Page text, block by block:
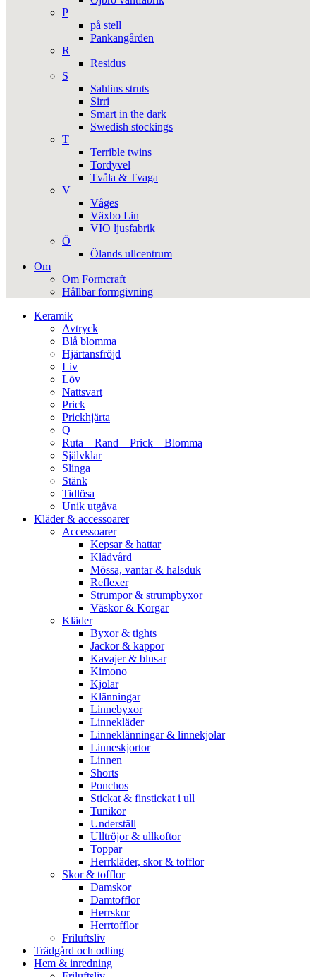
P
på stell
Pankangården
R
Residus
S
Sahlins struts
Sirri
Smart in the dark
Swedish stockings
T
Terrible twins
Tordyvel
Tvåla & Tvaga
V
Våges
Växbo Lin
VIO ljusfabrik
Ö
Ölands ullcentrum
Om
Om Formcraft
Hållbar formgivning
Keramik
Avtryck
Blå blomma
Hjärtansfröjd
Liv
Löv
Nattsvart
Prick
Prickhjärta
Q
Ruta – Rand – Prick – Blomma
Självklar
Slinga
Stänk
Tidlösa
Unik utgåva
Kläder & accessoarer
Accessoarer
Kepsar & hattar
Klädvård
Mössa, vantar & halsduk
Reflexer
Strumpor & strumpbyxor
Väskor & Korgar
Kläder
Byxor & tights
Jackor & kappor
Kavajer & blusar
Kimono
Kjolar
Klänningar
Linnebyxor
Linnekläder
Linneklänningar & linnekjolar
Linneskjortor
Linnen
Shorts
Ponchos
Stickat & finstickat i ull
Tunikor
Underställ
Ulltröjor & ullkoftor
Toppar
Herrkläder, skor & tofflor
Skor & tofflor
Damskor
Damtofflor
Herrskor
Herrtofflor
Friluftsliv
Trädgård och odling
Hem & inredning